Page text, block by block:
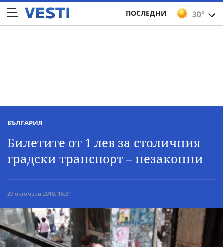
30°
ПОСЛЕДНИ
БЪЛГАРИЯ
Билетите от 1 лев за столичния
градски транспорт – незаконни
20 октомври 2010, 16:31